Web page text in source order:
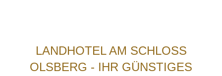
LANDHOTEL AM SCHLOSS
OLSBERG - IHR GÜNSTIGES